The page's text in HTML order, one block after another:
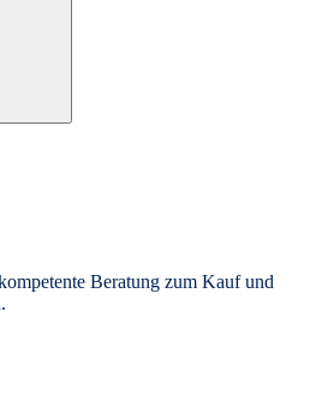
Beratung zum Kauf und